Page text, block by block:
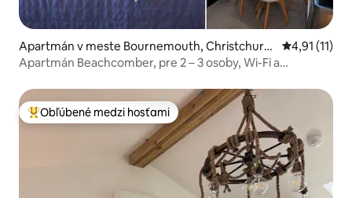
Apartmán v meste Bournemouth, Christchurc
h and Poole
Priemerné
4,91 (11)
Apartmán Beachcomber, pre 2 – 3 osoby, Wi-Fi a
Najobľúbenejšie medzi hosťami
Obľúbené medzi hosťami